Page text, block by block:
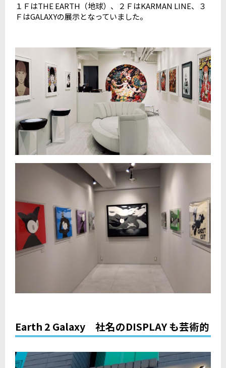
１ＦはTHE EARTH（地球）、２ＦはKARMAN LINE、３
ＦはGALAXYの展示となっていました。
Earth 2 Galaxy 社名のDISPLAY も芸術的